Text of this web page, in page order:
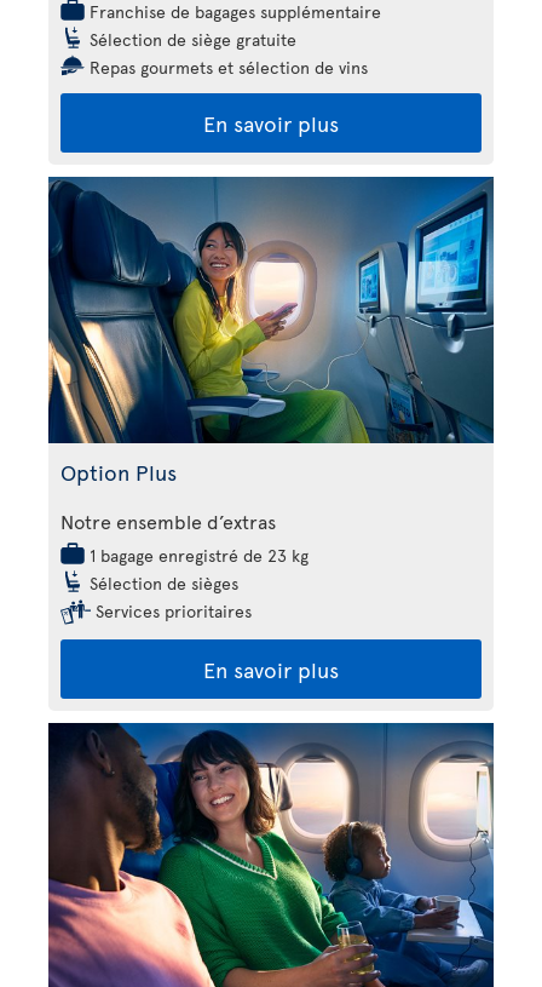
Franchise de bagages supplémentaire
Sélection de siège gratuite
Repas gourmets et sélection de vins
En savoir plus
Option Plus
Notre ensemble d’extras
1 bagage enregistré de 23 kg
Sélection de sièges
Services prioritaires
En savoir plus